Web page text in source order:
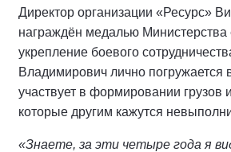
Директор организации «Ресурс»
награждён медалью
укрепление боевого
Владимирович лично погружается
участвует в формировании грузов
которые другим кажутся
«Знаете, за эти четыре года я